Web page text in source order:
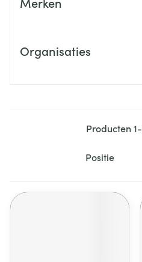
Organisaties
Producten1-
Sorteer op: